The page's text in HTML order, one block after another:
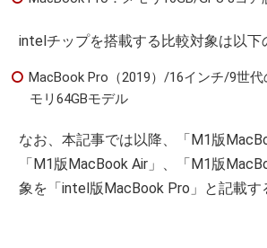
intelチップを搭載する比較対象は以下
MacBook Pro（2019）/16インチ/9世
モリ64GBモデル
なお、本記事では以降、「M1版
「M1版MacBook Air」、「M1版
象を「intel版MacBook Pro」と記載す